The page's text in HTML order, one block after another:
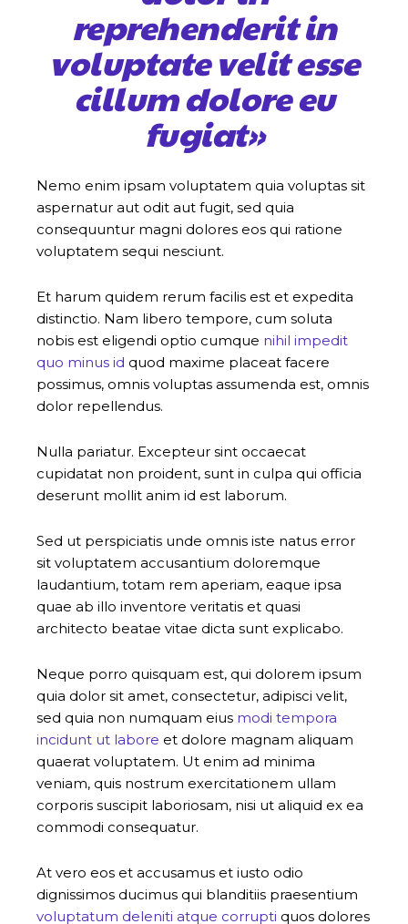
reprehenderit in
voluptate velit esse
cillum dolore eu
fugiat»
Nemo enim ipsam voluptatem quia voluptas sit
aspernatur aut odit aut fugit, sed quia
consequuntur magni dolores eos qui ratione
voluptatem sequi nesciunt.
Et harum quidem rerum facilis est et expedita
distinctio. Nam libero tempore, cum soluta
nobis est eligendi optio cumque nihil impedit
quo minus id quod maxime placeat facere
possimus, omnis voluptas assumenda est, omnis
dolor repellendus.
Nulla pariatur. Excepteur sint occaecat
cupidatat non proident, sunt in culpa qui officia
deserunt mollit anim id est laborum.
Sed ut perspiciatis unde omnis iste natus error
sit voluptatem accusantium doloremque
laudantium, totam rem aperiam, eaque ipsa
quae ab illo inventore veritatis et quasi
architecto beatae vitae dicta sunt explicabo.
Neque porro quisquam est, qui dolorem ipsum
quia dolor sit amet, consectetur, adipisci velit,
sed quia non numquam eius modi tempora
incidunt ut labore et dolore magnam aliquam
quaerat voluptatem. Ut enim ad minima
veniam, quis nostrum exercitationem ullam
corporis suscipit laboriosam, nisi ut aliquid ex ea
commodi consequatur.
At vero eos et accusamus et iusto odio
dignissimos ducimus qui blanditiis praesentium
voluptatum deleniti atque corrupti quos dolores